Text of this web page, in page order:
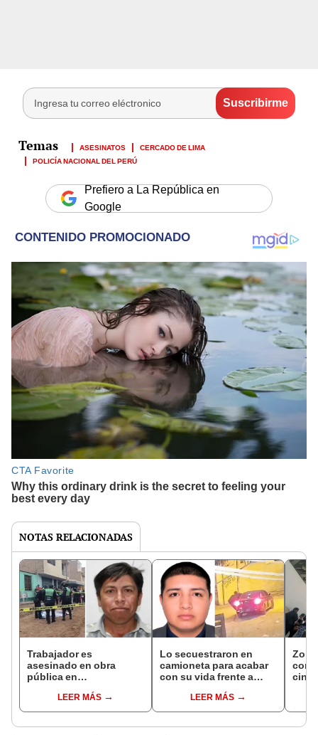
ASESINATOS
CERCADO DE LIMA
POLICÍA NACIONAL DEL PERÚ
Prefiero a La República en
Google
NOTAS RELACIONADAS
Trabajador es
asesinado en obra
pública en
extorsionadores lo
amenazaron por cupos
LEER MÁS
Lo secuestraron en
camioneta para acabar
con su vida frente a
hombre fallece tras
ataque de sicarios
LEER MÁS